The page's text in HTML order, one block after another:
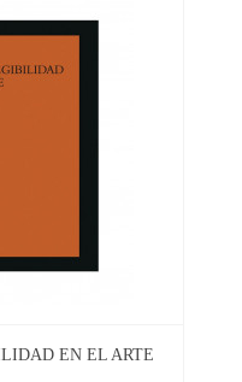
EN EL ARTE